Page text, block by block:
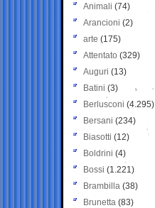
Animali (74)
Arancioni (2)
arte (175)
Attentato (329)
Auguri (13)
Batini (3)
Berlusconi (4.295)
Bersani (234)
Biasotti (12)
Boldrini (4)
Bossi (1.221)
Brambilla (38)
Brunetta (83)